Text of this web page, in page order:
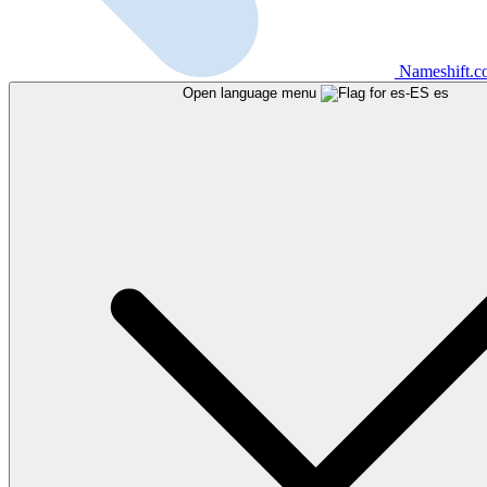
Open language menu es